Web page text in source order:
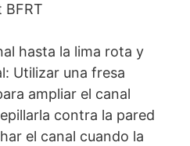
BFRT
hasta la lima rota y
Utilizar una fresa
ampliar el canal
contra la pared
el canal cuando la